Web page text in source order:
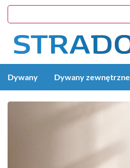
Dywany Dywany zewnętrzne